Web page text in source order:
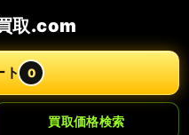
取.com
ト 0
買取価格検索